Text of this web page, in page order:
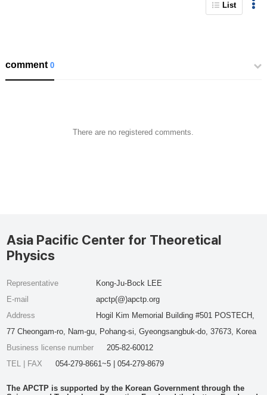
List
comment0
There are no registered comments.
Asia Pacific Center for Theoretical
Physics
Representative
Kong-Ju-Bock LEE
E-mail
apctp(@)apctp.org
Address
Hogil Kim Memorial Building #501 POSTECH,
77 Cheongam-ro, Nam-gu, Pohang-si, Gyeongsangbuk-do, 37673, Korea
Business license number
205-82-60012
TEL | FAX
054-279-8661~5 | 054-279-8679
The APCTP is supported by the Korean Government through the